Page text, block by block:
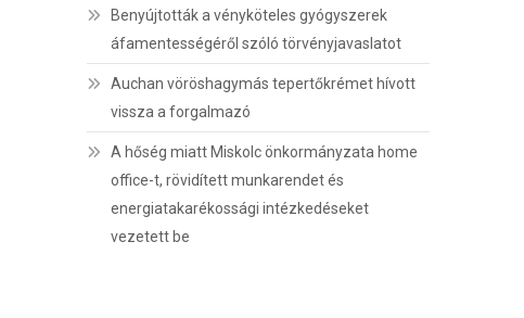
Benyújtották a vényköteles gyógyszerek
áfamentességéről szóló törvényjavaslatot
Auchan vöröshagymás tepertőkrémet hívott
vissza a forgalmazó
A hőség miatt Miskolc önkormányzata home
office-t, rövidített munkarendet és
energiatakarékossági intézkedéseket
vezetett be